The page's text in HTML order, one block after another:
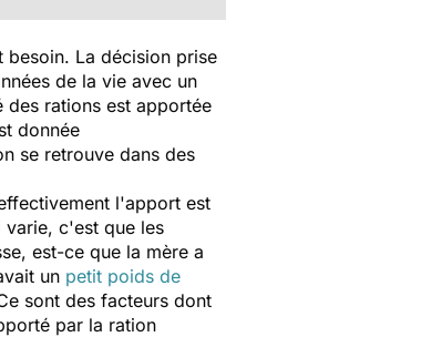
besoin. La décision prise
de la vie avec un
rations est apportée
donnée
se retrouve dans des
l'apport est
varie, c'est que les
est-ce que la mère a
un petit poids de
sont des facteurs dont
par la ration